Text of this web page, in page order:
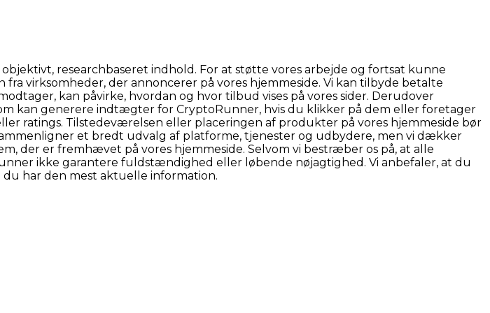
researchbaseret indhold. For at støtte vores arbejde og fortsat kunne
virksomheder, der annoncerer på vores hjemmeside. Vi kan tilbyde betalte
kan påvirke, hvordan og hvor tilbud vises på vores sider. Derudover
kan generere indtægter for CryptoRunner, hvis du klikker på dem eller foretager
ratings. Tilstedeværelsen eller placeringen af produkter på vores hjemmeside bør
et bredt udvalg af platforme, tjenester og udbydere, men vi dækker
der er fremhævet på vores hjemmeside. Selvom vi bestræber os på, at alle
ikke garantere fuldstændighed eller løbende nøjagtighed. Vi anbefaler, at du
har den mest aktuelle information.